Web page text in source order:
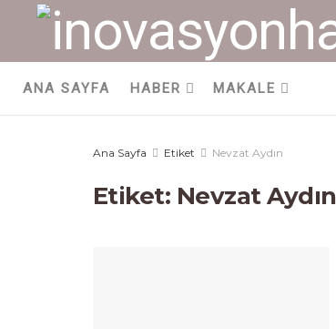
ANA SAYFA HABER MAKALE
Ana Sayfa Etiket Nevzat Aydın
Etiket: Nevzat Aydın